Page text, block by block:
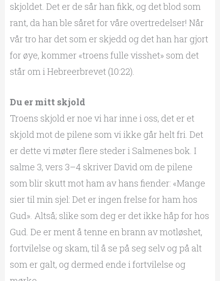
skjoldet. Det er de sår han fikk, og det blod som
rant, da han ble såret for våre overtredelser! Når
vår tro har det som er skjedd og det han har gjort
for øye, kommer «troens fulle visshet» som det
står om i Hebreerbrevet (10:22).
Du er mitt skjold
Troens skjold er noe vi har inne i oss, det er et
skjold mot de pilene som vi ikke går helt fri. Det
er dette vi møter flere steder i Salmenes bok. I
salme 3, vers 3–4 skriver David om de pilene
som blir skutt mot ham av hans fiender: «Mange
sier til min sjel: Det er ingen frelse for ham hos
Gud». Altså; slike som deg er det ikke håp for hos
Gud. De er ment å tenne en brann av motløshet,
fortvilelse og skam, til å se på seg selv og på alt
som er galt, og dermed ende i fortvilelse og